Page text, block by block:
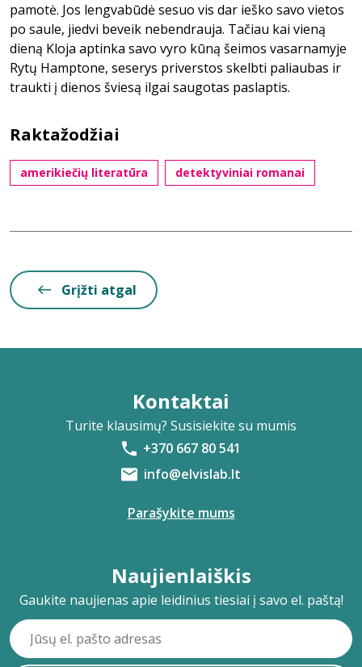
pamotė. Jos lengvabūdė sesuo vis dar ieško savo vietos
po saule, jiedvi beveik nebendrauja. Tačiau kai vieną
dieną Kloja aptinka savo vyro kūną šeimos vasarnamyje
Rytų Hamptone, seserys priverstos skelbti paliaubas ir
traukti į dienos šviesą ilgai saugotas paslaptis.
Raktažodžiai
amerikiečių literatūra detektyviniai romanai
Grįžti atgal
Kontaktai
Turite klausimų? Susisiekite su mumis
+370 667 80 541
info@elvislab.lt
Parašykite mums
Naujienlaiškis
Gaukite naujienas apie leidinius tiesiai į savo el. paštą!